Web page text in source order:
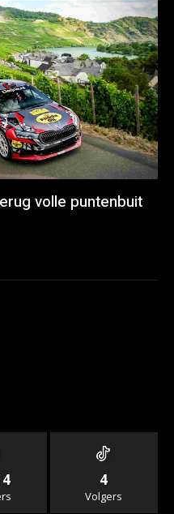
volle puntenbuit
4
Volgers